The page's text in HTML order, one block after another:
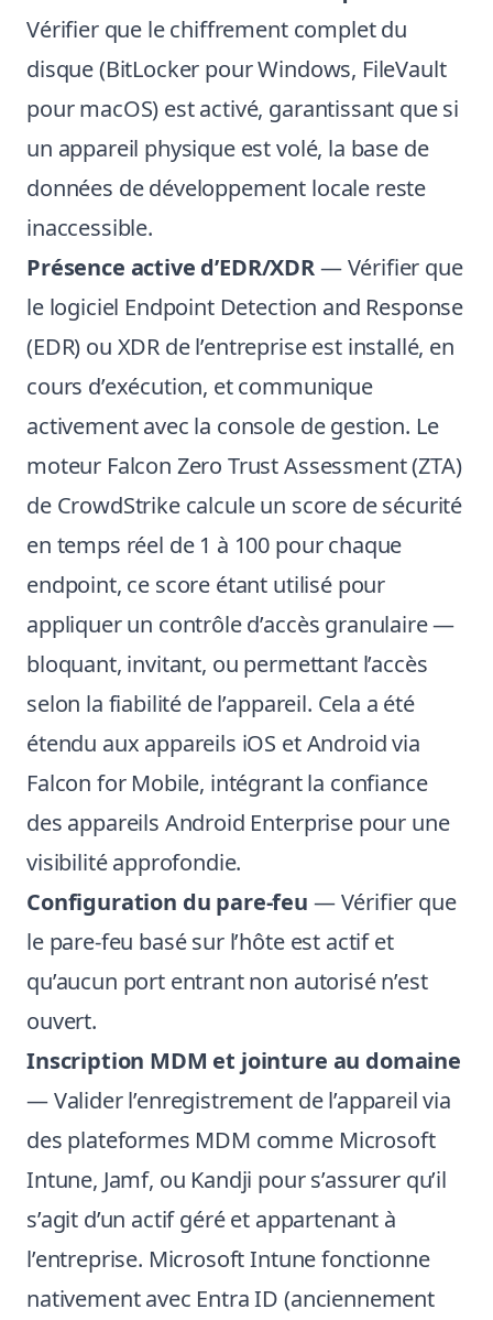
Vérifier que le chiffrement complet du
disque (BitLocker pour Windows, FileVault
pour macOS) est activé, garantissant que si
un appareil physique est volé, la base de
données de développement locale reste
inaccessible.
Présence active d’EDR/XDR— Vérifier que
le logiciel Endpoint Detection and Response
(EDR) ou XDR de l’entreprise est installé, en
cours d’exécution, et communique
activement avec la console de gestion. Le
moteur Falcon Zero Trust Assessment (ZTA)
de CrowdStrike calcule un score de sécurité
en temps réel de 1 à 100 pour chaque
endpoint, ce score étant utilisé pour
appliquer un contrôle d’accès granulaire —
bloquant, invitant, ou permettant l’accès
selon la fiabilité de l’appareil. Cela a été
étendu aux appareils iOS et Android via
Falcon for Mobile, intégrant la confiance
des appareils Android Enterprise pour une
visibilité approfondie.
Configuration du pare-feu — Vérifier que
le pare-feu basé sur l’hôte est actif et
qu’aucun port entrant non autorisé n’est
ouvert.
Inscription MDM et jointure au domaine
— Valider l’enregistrement de l’appareil via
des plateformes MDM comme Microsoft
Intune, Jamf, ou Kandji pour s’assurer qu’il
s’agit d’un actif géré et appartenant à
l’entreprise. Microsoft Intune fonctionne
nativement avec Entra ID (anciennement